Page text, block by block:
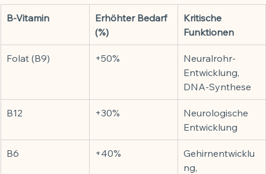
B-Vitamin
Erhöhter Bedarf
(%)
Kritische
Funktionen
Folat (B9) +50%
Neuralrohr-
Entwicklung,
DNA-Synthese
B12 +30%
Neurologische
Entwicklung
B6 +40%
Gehirnentwicklu
ng,